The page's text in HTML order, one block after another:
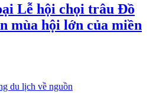
Lễ hội chọi trâu Đồ
mùa hội lớn của miền